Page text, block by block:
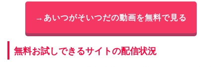
→あいつがそいつだの動画を無料で見る
無料お試しできるサイトの配信状況